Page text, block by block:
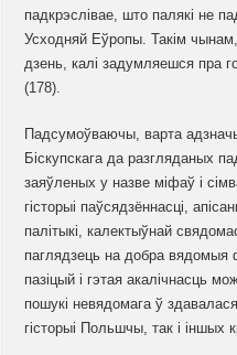
падкрэслівае, што палякі не
Усходняй Еўропы. Такім
дзень, калі задумляешся пра
(178).
Падсумоўваючы, варта
Біскупскага да разгляданых
заяўленых у назве міфаў і
гісторыі паўсядзённасці,
палітыкі, калектыўнай
паглядзець на добра вядомыя
пазіцый і гэтая акалічнасць
пошукі невядомага ў
гісторыі Польшчы, так і іншых